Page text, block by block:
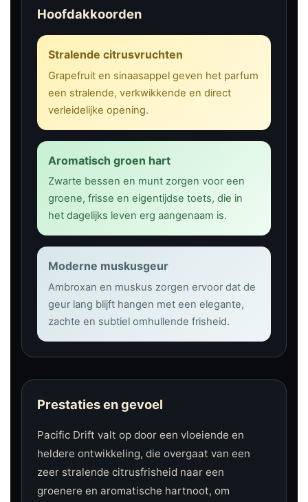
Hoofdakkoorden
Stralende citrusvruchten
Grapefruit en sinaasappel geven het parfum
een stralende, verkwikkende en direct
verleidelijke opening.
Aromatisch groen hart
Zwarte bessen en munt zorgen voor een
groene, frisse en eigentijdse toets, die in
het dagelijks leven erg aangenaam is.
Moderne muskusgeur
Ambroxan en muskus zorgen ervoor dat de
geur lang blijft hangen met een elegante,
zachte en subtiel omhullende frisheid.
Prestaties en gevoel
Pacific Drift valt op door een vloeiende en
heldere ontwikkeling, die overgaat van een
zeer stralende citrusfrisheid naar een
groenere en aromatische hartnoot, om